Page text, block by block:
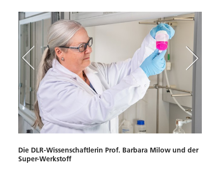
Die DLR-Wissenschaftlerin Prof. Barbara Milow und der
Super-Werkstoff